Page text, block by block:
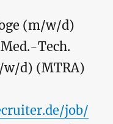
(m/w/d)
Tech.
w/d) (MTRA)
job/